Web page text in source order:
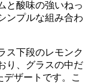
と酸味の強いねっ
ンプルな組み合わ
ス下段のレモンク
り、グラスの中だ
ザートです。こ